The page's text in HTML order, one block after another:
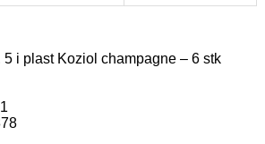
5 i plast Koziol champagne – 6 stk